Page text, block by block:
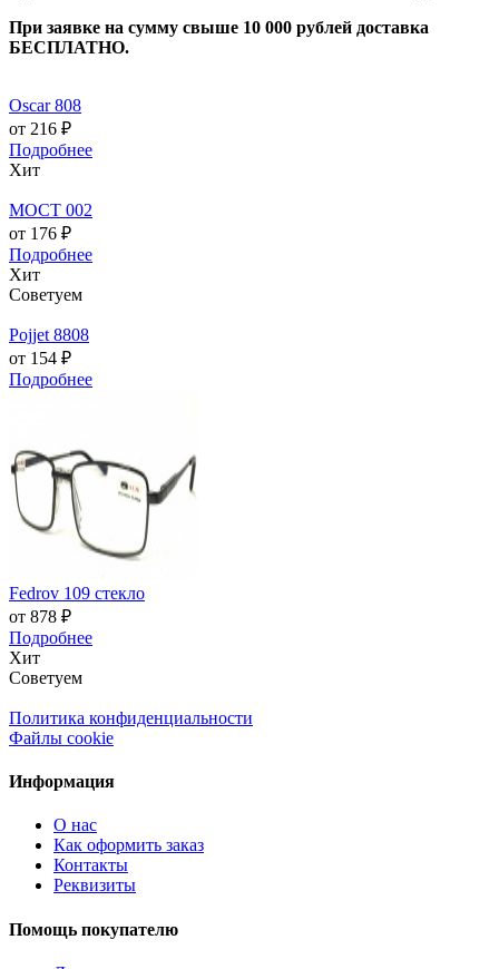
При заявке на сумму свыше 10 000 рублей доставка
БЕСПЛАТНО.
Oscar 808
от 216 ₽
Подробнее
Хит
МОСТ 002
от 176 ₽
Подробнее
Хит
Советуем
Pojjet 8808
от 154 ₽
Подробнее
Fedrov 109 стекло
от 878 ₽
Подробнее
Хит
Советуем
Политика конфиденциальности
Файлы cookie
Информация
О нас
Как оформить заказ
Контакты
Реквизиты
Помощь покупателю